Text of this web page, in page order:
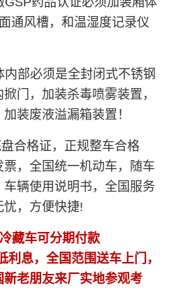
通风槽，和温湿度记录仪
部必须是全封闭式不锈钢
门，加装杀毒喷雾装置，
装废液溢漏箱装置！
合格证，正规整车合格
，全国统一机动车，随车
辆使用说明书，全国服务
，方便快捷!
藏车可分期付款
利息，全国范围送车上门，
老朋友来厂实地参观考